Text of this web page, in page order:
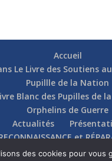
Accueil
Le Livre des Soutiens
Pupillle de la Nation
Blanc des Pupilles de
Orphelins de Guerre
Actualités
et
soutiens
Fédérations
des cookies pour vous